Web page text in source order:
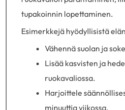
tupakoinnin lopettaminen.
Esimerkkejä hyödyllisistä
Vähennä suolan ja
Lisää kasvisten ja
ruokavaliossa.
Harjoittele
minuuttia viikossa.